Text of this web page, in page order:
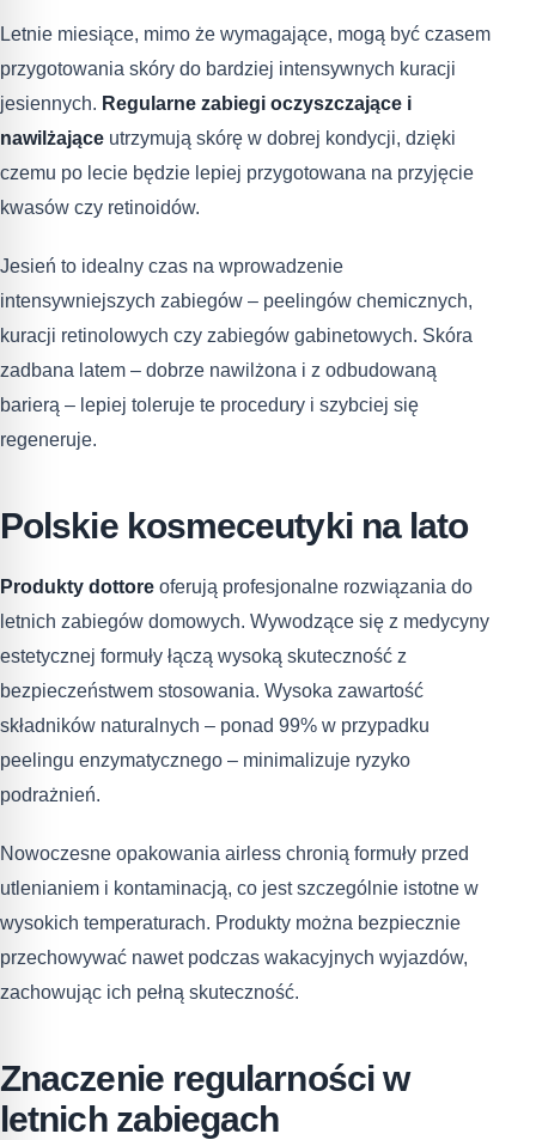
Letnie miesiące, mimo że wymagające, mogą być czasem
przygotowania skóry do bardziej intensywnych kuracji
jesiennych. Regularne zabiegi oczyszczające i
nawilżające utrzymują skórę w dobrej kondycji, dzięki
czemu po lecie będzie lepiej przygotowana na przyjęcie
kwasów czy retinoidów.
Jesień to idealny czas na wprowadzenie
intensywniejszych zabiegów – peelingów chemicznych,
kuracji retinolowych czy zabiegów gabinetowych. Skóra
zadbana latem – dobrze nawilżona i z odbudowaną
barierą – lepiej toleruje te procedury i szybciej się
regeneruje.
Polskie kosmeceutyki na lato
Produkty dottore oferują profesjonalne rozwiązania do
letnich zabiegów domowych. Wywodzące się z medycyny
estetycznej formuły łączą wysoką skuteczność z
bezpieczeństwem stosowania. Wysoka zawartość
składników naturalnych – ponad 99% w przypadku
peelingu enzymatycznego – minimalizuje ryzyko
podrażnień.
Nowoczesne opakowania airless chronią formuły przed
utlenianiem i kontaminacją, co jest szczególnie istotne w
wysokich temperaturach. Produkty można bezpiecznie
przechowywać nawet podczas wakacyjnych wyjazdów,
zachowując ich pełną skuteczność.
Znaczenie regularności w
letnich zabiegach